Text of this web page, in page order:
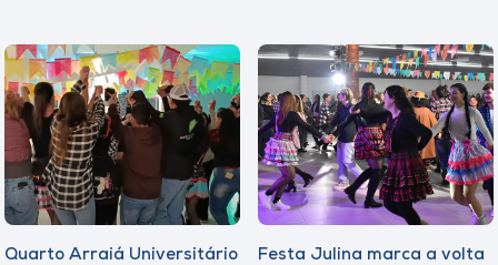
Quarto Arraiá Universitário
Festa Julina marca a volta